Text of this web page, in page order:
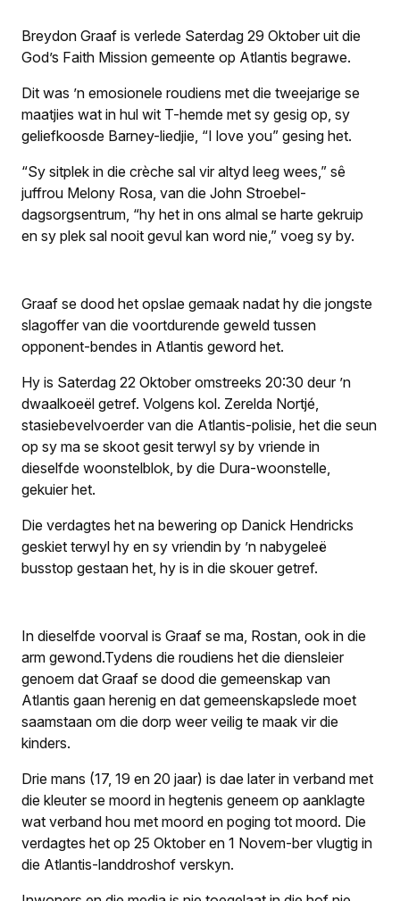
Breydon Graaf is verlede Saterdag 29 Oktober uit die
God’s Faith Mission gemeente op Atlantis begrawe.
Dit was ’n emosionele roudiens met die tweejarige se
maatjies wat in hul wit T-hemde met sy gesig op, sy
geliefkoosde Barney-liedjie, “I love you” gesing het.
“Sy sitplek in die crèche sal vir altyd leeg wees,” sê
juffrou Melony Rosa, van die John Stroebel-
dagsorgsentrum, “hy het in ons almal se harte gekruip
en sy plek sal nooit gevul kan word nie,” voeg sy by.
Graaf se dood het opslae gemaak nadat hy die jongste
slagoffer van die voortdurende geweld tussen
opponent-bendes in Atlantis geword het.
Hy is Saterdag 22 Oktober omstreeks 20:30 deur ’n
dwaalkoeël getref. Volgens kol. Zerelda Nortjé,
stasiebevelvoerder van die Atlantis-polisie, het die seun
op sy ma se skoot gesit terwyl sy by vriende in
dieselfde woonstelblok, by die Dura-woonstelle,
gekuier het.
Die verdagtes het na bewering op Danick Hendricks
geskiet terwyl hy en sy vriendin by ’n nabygeleë
busstop gestaan het, hy is in die skouer getref.
In dieselfde voorval is Graaf se ma, Rostan, ook in die
arm gewond.Tydens die roudiens het die diensleier
genoem dat Graaf se dood die gemeenskap van
Atlantis gaan herenig en dat gemeenskapslede moet
saamstaan om die dorp weer veilig te maak vir die
kinders.
Drie mans (17, 19 en 20 jaar) is dae later in verband met
die kleuter se moord in hegtenis geneem op aanklagte
wat verband hou met moord en poging tot moord. Die
verdagtes het op 25 Oktober en 1 Novem-ber vlugtig in
die Atlantis-landdroshof verskyn.